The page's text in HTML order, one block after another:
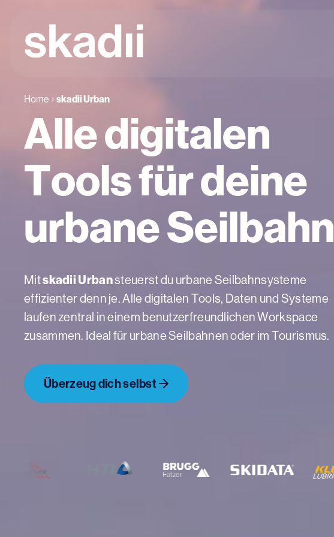
Home skadii Urban
Alle digitalen
Tools für deine
urbane Seilbahn
Mitskadii Urbansteuerst du urbane Seilbahnsysteme
effizienter denn je. Alle digitalen Tools, Daten und Systeme
laufen zentral in einem benutzerfreundlichen Workspace
zusammen. Ideal für urbane Seilbahnen oder im Tourismus.
Überzeug dich selbst